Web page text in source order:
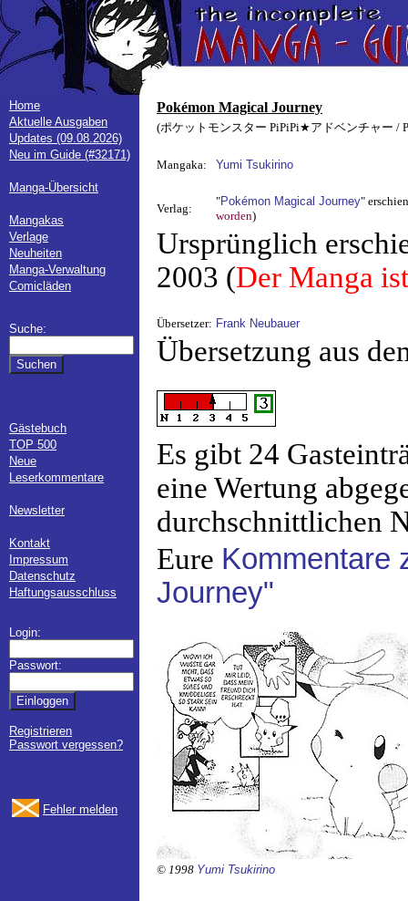
Home
Aktuelle Ausgaben
Updates (09.08.2026)
Neu im Guide (#32171)
Manga-Übersicht
Mangakas
Verlage
Neuheiten
Manga-Verwaltung
Comicläden
Suche:
Gästebuch
TOP 500
Neue
Leserkommentare
Newsletter
Kontakt
Impressum
Datenschutz
Haftungsausschluss
Login:
Passwort:
Registrieren
Passwort vergessen?
Fehler melden
Pokémon Magical Journey
(ポケットモンスター PiPiPi★アドベンチャー /
Mangaka: Yumi Tsukirino
Verlag:
"Pokémon Magical Journey"
worden)
Ursprünglich
2003 (Der Manga
Übersetzer: Frank Neubauer
Übersetzung aus
Es gibt 24
eine Wertung
durchschnittlichen
Eure Kommentare
Journey"
© 1998 Yumi Tsukirino